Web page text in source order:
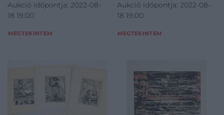
href="https://www.darabanth.com/hu/gyorsarveres/424/
es-grafikak/Festmenyek-es-
Aukció időpontja: 2022-08-
18 19:00
MEGTEKINTEM
grafikak~500001/Jeney-
Jeno-1874-1942-Katonak-az
Aukció időpontja: 2022-08-
18 19:00
MEGTEKINTEM